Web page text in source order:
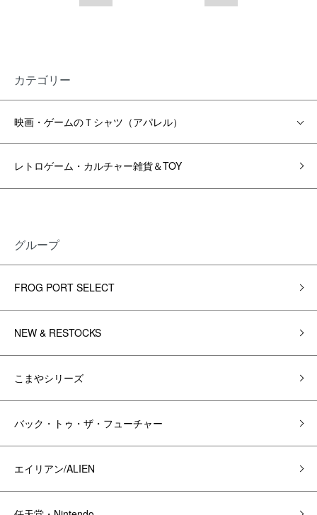
カテゴリー
映画・ゲームのＴシャツ（アパレル）
レトロゲーム・カルチャー雑貨＆TOY
グループ
FROG PORT SELECT
NEW & RESTOCKS
こまやシリーズ
バック・トゥ・ザ・フューチャー
エイリアン/ALIEN